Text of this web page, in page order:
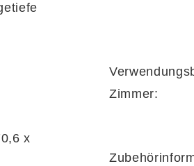
Sie das edle
drei attraktive
Zimmer: